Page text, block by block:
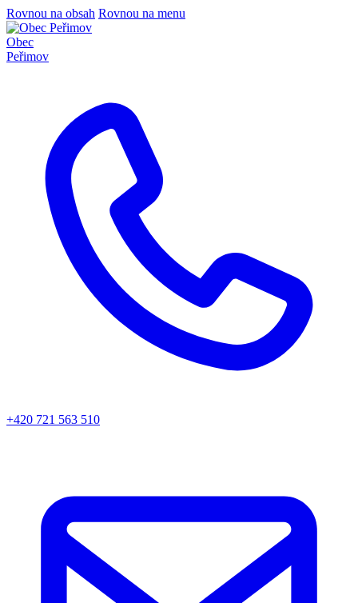
Rovnou na obsah Rovnou na menu
Obec
Peřimov
+420 721 563 510